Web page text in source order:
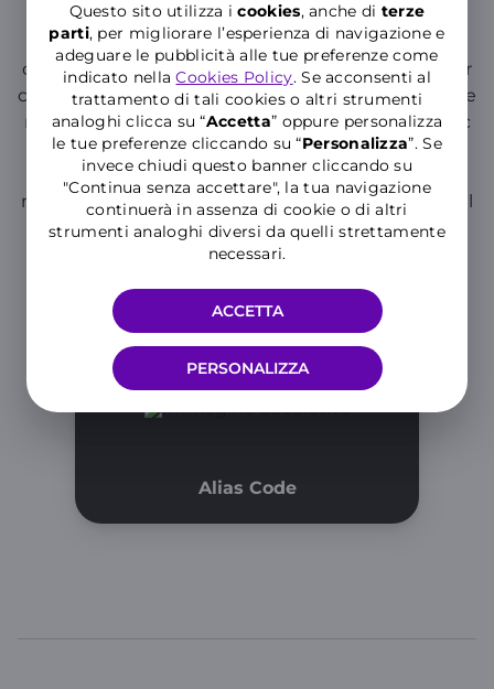
Questo sito utilizza icookies, anche di terze
parti, per migliorare l’esperienza di navigazione e
adeguare le pubblicità alle tue preferenze come
indicato nellaCookies Policy. Se acconsenti al
trattamento di tali cookies o altri strumenti
analoghi clicca su “Accetta” oppure personalizza
le tue preferenze cliccando su “Personalizza”. Se
invece chiudi questo banner cliccando su
"Continua senza accettare", la tua navigazione
continuerà in assenza di cookie o di altri
strumenti analoghi diversi da quelli strettamente
necessari.
PERSONALIZZA
ACCETTA
Communications Authority) resolution 42/13/CIR
regarding “Regulations for using alphanumeric
caller identification indicators in SMS/MMS used for
corporate messaging services” states that corporate
messaging service providers must adopt a specific
code of conduct in advance, establishing, among
other things, the rules for creating Aliases and the
measures take to protect users. The Italian national
regulatory Authority has delayed the evaluation
until June 30 2019 with resolution 61/18/CIR.
Dowload the document
Alias Code